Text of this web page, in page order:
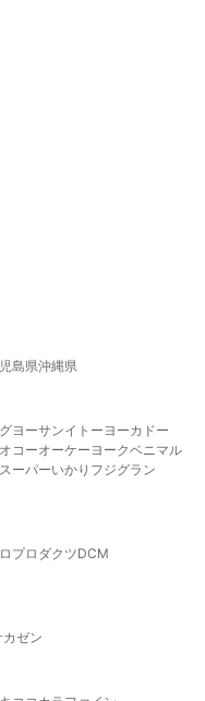
島県沖縄県
ヨーサンイトーヨーカドー
コーオーケー ヨークベニマル
ーパーいかり フジグラン
プロダクツDCM
カゼン